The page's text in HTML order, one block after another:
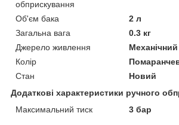
обприскування
Об'єм бака
2 л
Загальна вага
0.3 кг
Джерело живлення
Механічний
Колір
Стан
Новий
Додаткові характеристики ручного
Максимальний тиск
3 бар